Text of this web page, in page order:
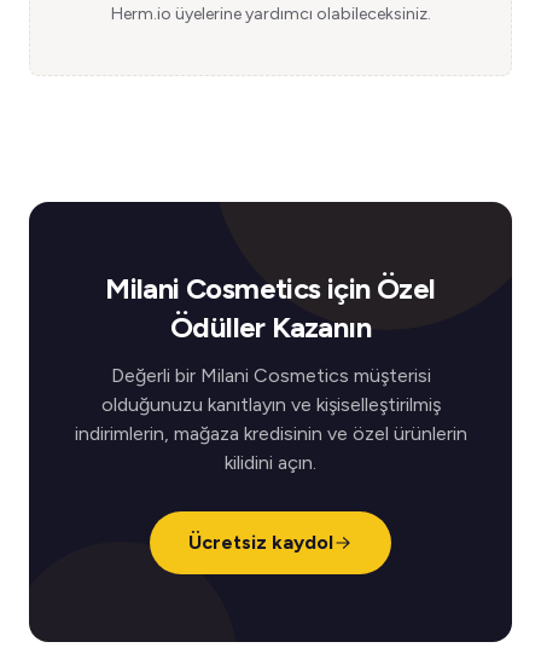
Herm.io üyelerine yardımcı olabileceksiniz.
Milani Cosmetics için Özel
Ödüller Kazanın
Değerli bir Milani Cosmetics müşterisi
olduğunuzu kanıtlayın ve kişiselleştirilmiş
indirimlerin, mağaza kredisinin ve özel ürünlerin
kilidini açın.
Ücretsiz kaydol